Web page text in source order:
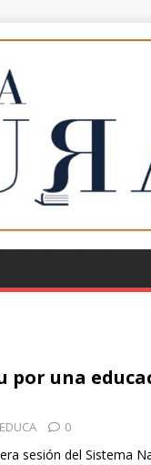
por una
0
sesión del Sistema